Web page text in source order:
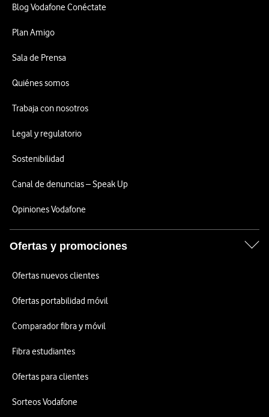
Blog Vodafone Conéctate
Plan Amigo
Sala de Prensa
Quiénes somos
Trabaja con nosotros
Legal y regulatorio
Sostenibilidad
Canal de denuncias – Speak Up
Opiniones Vodafone
Ofertas y promociones
Ofertas nuevos clientes
Ofertas portabilidad móvil
Comparador fibra y móvil
Fibra estudiantes
Ofertas para clientes
Sorteos Vodafone